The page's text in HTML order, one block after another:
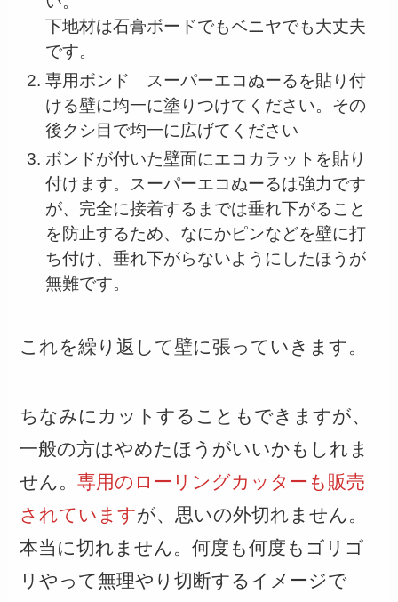
下地材は石膏ボードでもベニヤでも大丈夫
です。
専用ボンド スーパーエコぬーるを貼り付
ける壁に均一に塗りつけてください。その
後クシ目で均一に広げてください
ボンドが付いた壁面にエコカラットを貼り
付けます。スーパーエコぬーるは強力です
が、完全に接着するまでは垂れ下がること
を防止するため、なにかピンなどを壁に打
ち付け、垂れ下がらないようにしたほうが
無難です。
これを繰り返して壁に張っていきます。
ちなみにカットすることもできますが、
一般の方はやめたほうがいいかもしれま
せん。専用のローリングカッターも販売
されていますが、思いの外切れません。
本当に切れません。何度も何度もゴリゴ
リやって無理やり切断するイメージで